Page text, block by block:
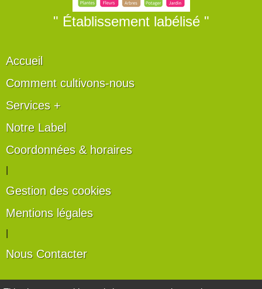
" Établissement labélisé "
Accueil
Comment cultivons-nous
Services +
Notre Label
Coordonnées & horaires
Gestion des cookies
Mentions légales
Nous Contacter